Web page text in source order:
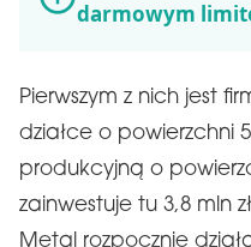
darmowym
Pierwszym z nich jest
działce o powierzchni
produkcyjną o
zainwestuje tu 3,8 mln
Metal rozpocznie